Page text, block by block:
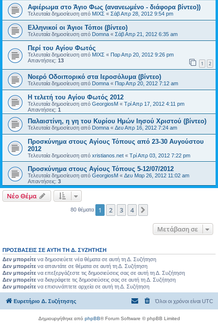
Αφιέρωμα στο Άγιο Φως (ανανεωμένο - διάφορα βίντεο))
Τελευταία δημοσίευση από ΜΙΧΣ « Σάβ Απρ 28, 2012 9:54 pm
Ελληνικοί οι Άγιοι Τόποι (βίντεο)
Τελευταία δημοσίευση από Domna « Σάβ Απρ 21, 2012 6:35 am
Περί του Αγίου Φωτός
Τελευταία δημοσίευση από ΜΙΧΣ « Παρ Απρ 20, 2012 9:26 pm
Απαντήσεις: 13 1 2
Νοερό Οδοιπορικό στα Ιεροσόλυμα (βίντεο)
Τελευταία δημοσίευση από Domna « Παρ Απρ 20, 2012 7:12 am
Η τελετή του Αγίου Φωτός 2012
Τελευταία δημοσίευση από GeorgiosM « Τρί Απρ 17, 2012 4:11 pm
Απαντήσεις: 1
Παλαιστίνη, η γη του Κυρίου Ημών Ιησού Χριστού (βίντεο)
Τελευταία δημοσίευση από Domna « Δευ Απρ 16, 2012 7:24 am
Προσκύνημα στους Αγίους Τόπους από 23-30 Αυγούστου
2012
Τελευταία δημοσίευση από xristianos.net « Τρί Απρ 03, 2012 7:22 pm
Προσκύνημα στους Αγίους Τόπους 5-12/07/2012
Τελευταία δημοσίευση από GeorgiosM « Δευ Μαρ 26, 2012 11:02 am
Απαντήσεις: 3
Νέο Θέμα
80 θέματα 1 2 3 4
Μετάβαση σε
ΠΡΟΣΒΆΣΕΙΣ ΣΕ ΑΥΤΉ ΤΗ Δ. ΣΥΖΉΤΗΣΗ
Δεν μπορείτε να δημοσιεύετε νέα θέματα σε αυτή τη Δ. Συζήτηση
Δεν μπορείτε να απαντάτε σε θέματα σε αυτή τη Δ. Συζήτηση
Δεν μπορείτε να επεξεργάζεστε τις δημοσιεύσεις σας σε αυτή τη Δ. Συζήτηση
Δεν μπορείτε να διαγράφετε τις δημοσιεύσεις σας σε αυτή τη Δ. Συζήτηση
Δεν μπορείτε να επισυνάπτετε αρχεία σε αυτή τη Δ. Συζήτηση
Ευρετήριο Δ. Συζήτησης Όλοι οι χρόνοι είναι UTC
Δημιουργήθηκε από phpBB® Forum Software © phpBB Limited